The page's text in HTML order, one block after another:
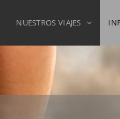
NUESTROS VIAJES